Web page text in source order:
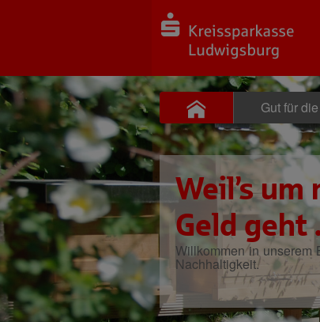
Gut für
Weil’s um
Geld geht
Willkommen in unserem
Nachhaltigkeit.